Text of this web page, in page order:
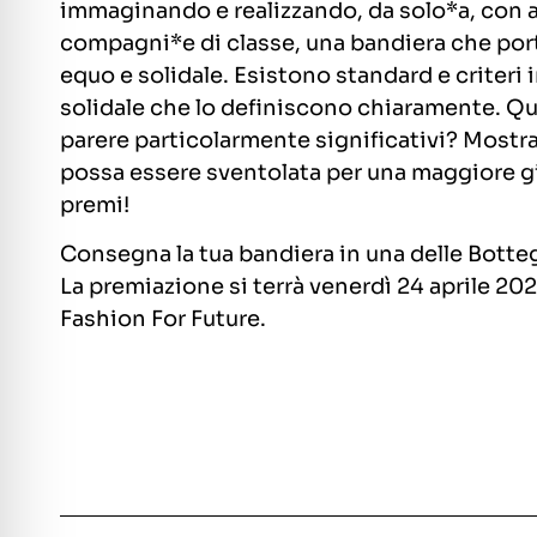
immaginando e realizzando, da solo*a,
compagni*e di classe, una bandiera che
equo e solidale. Esistono standard e
solidale che lo definiscono chiaramente.
parere particolarmente significativi?
possa essere sventolata per una
premi!
Consegna la tua bandiera in una delle
La premiazione si terrà venerdì 24 aprile
Fashion For Future.